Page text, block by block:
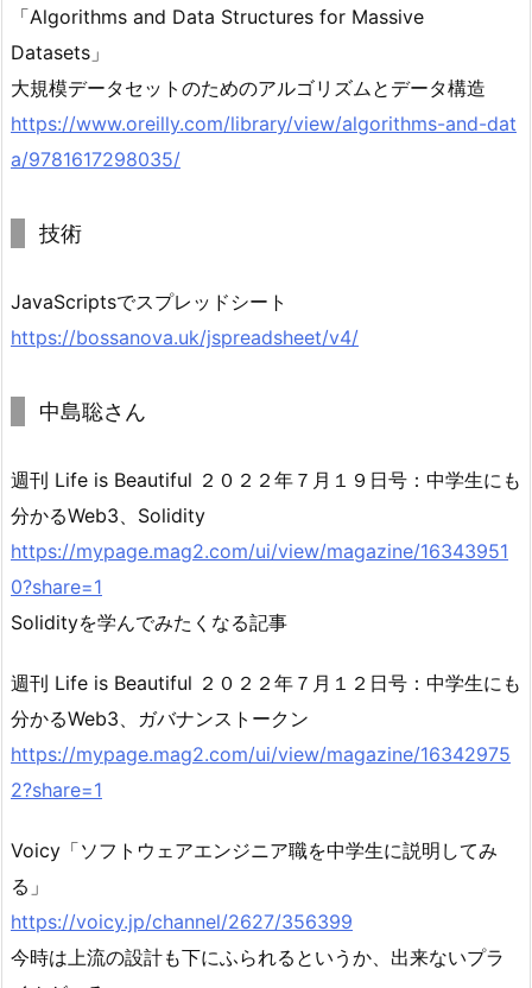
「Algorithms and Data Structures for Massive
Datasets」
大規模データセットのためのアルゴリズムとデータ構造
https://www.oreilly.com/library/view/algorithms-and-dat
a/9781617298035/
技術
JavaScriptsでスプレッドシート
https://bossanova.uk/jspreadsheet/v4/
中島聡さん
週刊 Life is Beautiful ２０２２年７月１９日号：中学生にも
分かるWeb3、Solidity
https://mypage.mag2.com/ui/view/magazine/16343951
0?share=1
Solidityを学んでみたくなる記事
週刊 Life is Beautiful ２０２２年７月１２日号：中学生にも
分かるWeb3、ガバナンストークン
https://mypage.mag2.com/ui/view/magazine/16342975
2?share=1
Voicy「ソフトウェアエンジニア職を中学生に説明してみ
る」
https://voicy.jp/channel/2627/356399
今時は上流の設計も下にふられるというか、出来ないプラ